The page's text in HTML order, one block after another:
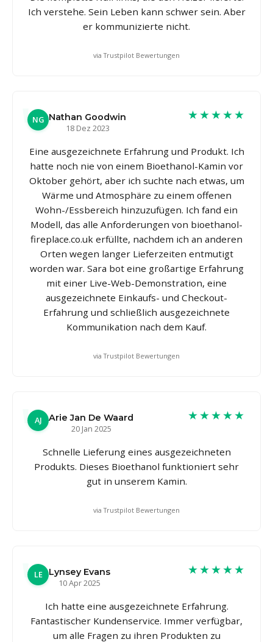
Ich verstehe. Sein Leben kann schwer sein. Aber
er kommunizierte nicht.
via Trustpilot Bewertungen
NG Nathan Goodwin
18 Dez 2023
★★★★★
Eine ausgezeichnete Erfahrung und Produkt. Ich
hatte noch nie von einem Bioethanol-Kamin vor
Oktober gehört, aber ich suchte nach etwas, um
Wärme und Atmosphäre zu einem offenen
Wohn-/Essbereich hinzuzufügen. Ich fand ein
Modell, das alle Anforderungen von bioethanol-
fireplace.co.uk erfüllte, nachdem ich an anderen
Orten wegen langer Lieferzeiten entmutigt
worden war. Sara bot eine großartige Erfahrung
mit einer Live-Web-Demonstration, eine
ausgezeichnete Einkaufs- und Checkout-
Erfahrung und schließlich ausgezeichnete
Kommunikation nach dem Kauf.
via Trustpilot Bewertungen
AJ
Arie Jan De Waard
20 Jan 2025
★★★★★
Schnelle Lieferung eines ausgezeichneten
Produkts. Dieses Bioethanol funktioniert sehr
gut in unserem Kamin.
via Trustpilot Bewertungen
LE
Lynsey Evans
10 Apr 2025
★★★★★
Ich hatte eine ausgezeichnete Erfahrung.
Fantastischer Kundenservice. Immer verfügbar,
um alle Fragen zu ihren Produkten zu